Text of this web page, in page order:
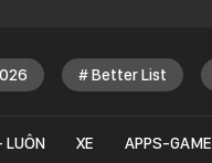
Better List
LUÔN XE APPS-GAME